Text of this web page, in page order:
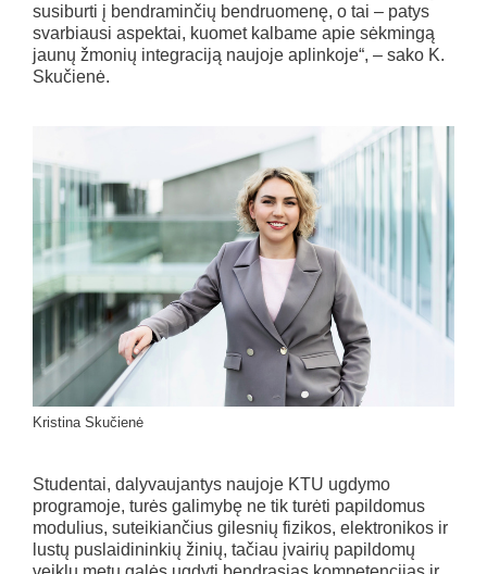
susiburti į bendraminčių bendruomenę, o tai – patys
svarbiausi aspektai, kuomet kalbame apie sėkmingą
jaunų žmonių integraciją naujoje aplinkoje“, – sako K.
Skučienė.
Kristina Skučienė
Studentai, dalyvaujantys naujoje KTU ugdymo
programoje, turės galimybę ne tik turėti papildomus
modulius, suteikiančius gilesnių fizikos, elektronikos ir
lustų puslaidininkių žinių, tačiau įvairių papildomų